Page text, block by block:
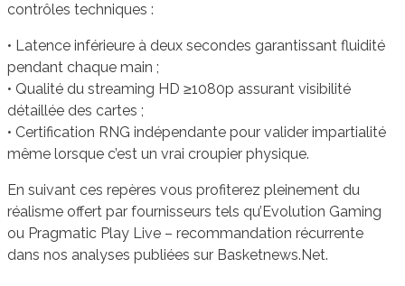
contrôles techniques :
• Latence inférieure à deux secondes garantissant fluidité
pendant chaque main ;
• Qualité du streaming HD ≥1080p assurant visibilité
détaillée des cartes ;
• Certification RNG indépendante pour valider impartialité
même lorsque c’est un vrai croupier physique.
En suivant ces repères vous profiterez pleinement du
réalisme offert par fournisseurs tels qu’Evolution Gaming
ou Pragmatic Play Live – recommandation récurrente
dans nos analyses publiées sur Basketnews.Net.